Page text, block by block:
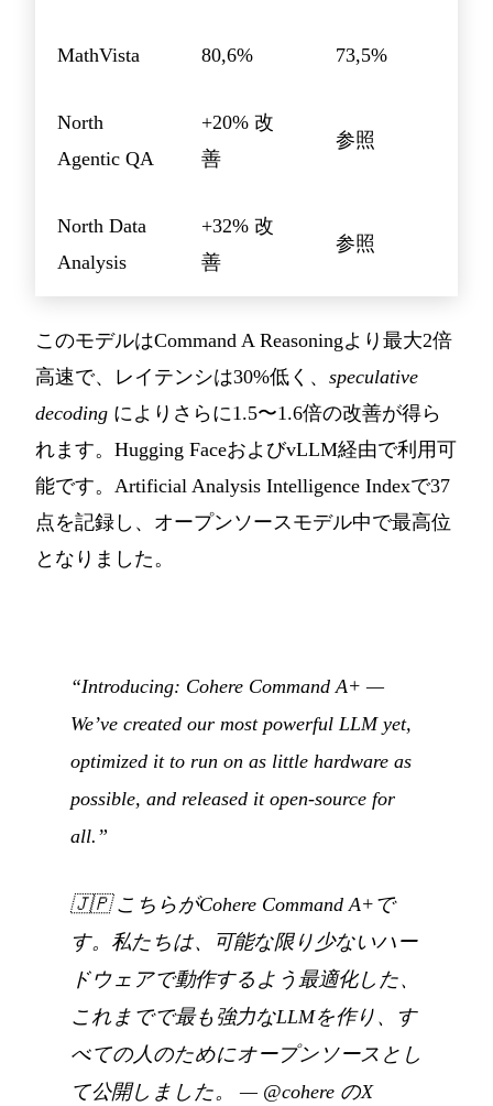
MathVista 80,6% 73,5%
North
Agentic QA
+20% 改
善
参照
North Data
Analysis
+32% 改
善
参照
このモデルはCommand A Reasoningより最大2倍
高速で、レイテンシは30%低く、 speculative
decoding によりさらに1.5〜1.6倍の改善が得ら
れます。Hugging FaceおよびvLLM経由で利用可
能です。Artificial Analysis Intelligence Indexで37
点を記録し、オープンソースモデル中で最高位
となりました。
“Introducing: Cohere Command A+ —
We’ve created our most powerful LLM yet,
optimized it to run on as little hardware as
possible, and released it open-source for
all.”
🇯🇵こちらがCohere Command A+で
す。私たちは、可能な限り少ないハー
ドウェアで動作するよう最適化した、
これまでで最も強力なLLMを作り、す
べての人のためにオープンソースとし
て公開しました。
— @cohere のX